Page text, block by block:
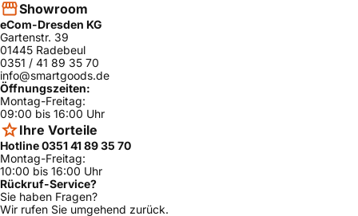
Showroom
eCom-Dresden KG
Gartenstr. 39
01445 Radebeul
0351 / 41 89 35 70
info@smartgoods.de
Öffnungszeiten:
Montag-Freitag:
09:00 bis 16:00 Uhr
Ihre Vorteile
Hotline 0351 41 89 35 70
Montag-Freitag:
10:00 bis 16:00 Uhr
Rückruf-Service?
Sie haben Fragen?
Wir rufen Sie umgehend zurück.